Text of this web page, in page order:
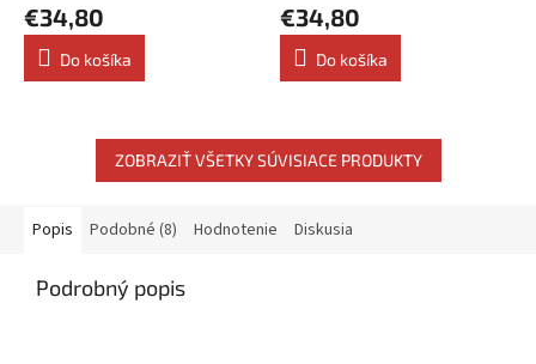
€34,80
Do košíka
€34,80
Do košíka
ZOBRAZIŤ VŠETKY SÚVISIACE PRODUKTY
Popis Podobné (8) Hodnotenie Diskusia
Podrobný popis